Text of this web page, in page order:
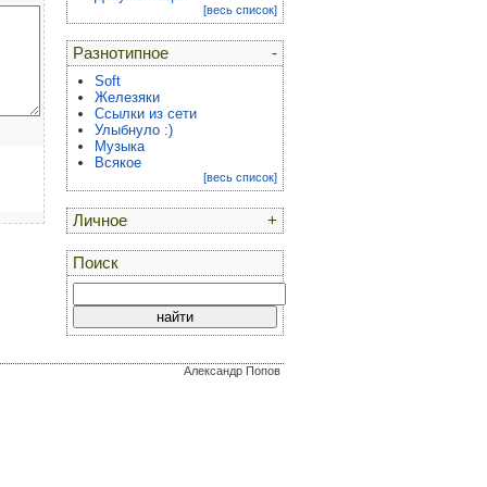
[весь список]
-
Разнотипное
Soft
Железяки
Ссылки из сети
Улыбнуло :)
Музыка
Всякое
[весь список]
+
Личное
Поиск
Александр Попов